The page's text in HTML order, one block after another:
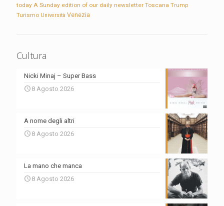
today A Sunday edition of our daily newsletter Toscana Trump
Turismo Università Venezia
Cultura
Nicki Minaj – Super Bass
8 Agosto 2026
A nome degli altri
8 Agosto 2026
La mano che manca
8 Agosto 2026